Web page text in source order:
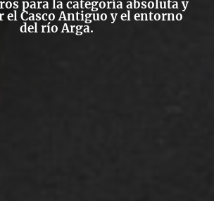
para la categoría absoluta y
el Casco Antiguo y el entorno
del río Arga.